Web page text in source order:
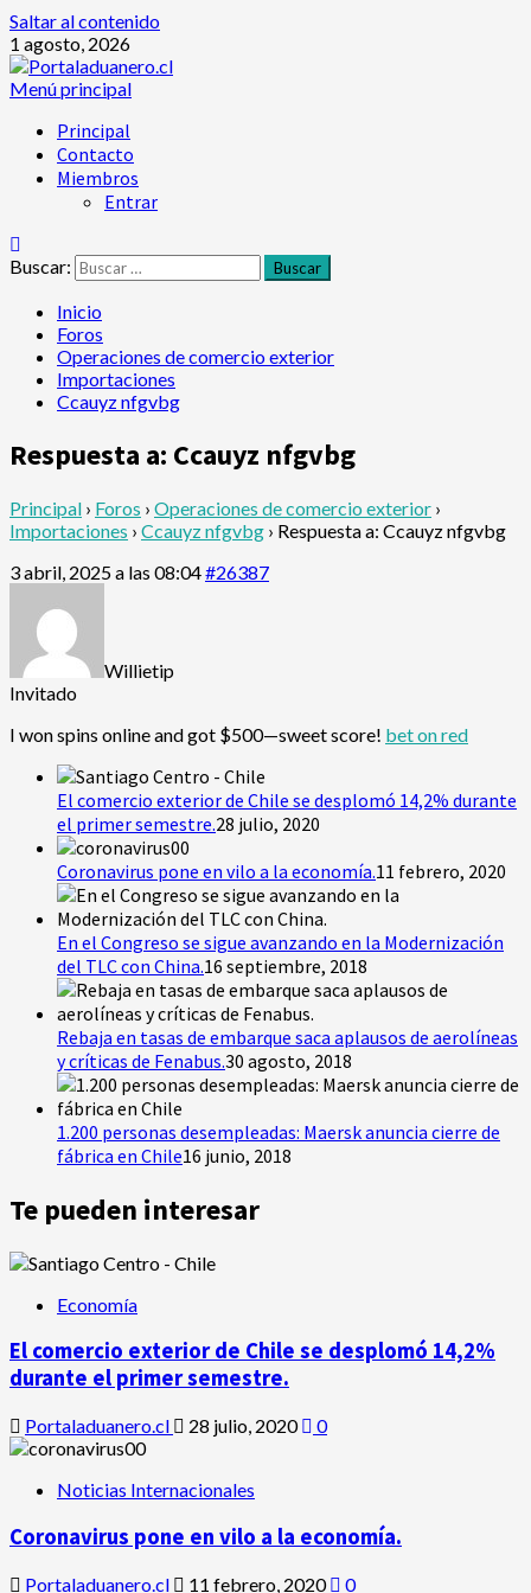
Saltar al contenido
1 agosto, 2026
Menú principal
Principal
Contacto
Miembros
Entrar
Buscar:
Inicio
Foros
Operaciones de comercio exterior
Importaciones
Ccauyz nfgvbg
Respuesta a: Ccauyz nfgvbg
Principal › Foros › Operaciones de comercio exterior ›
Importaciones › Ccauyz nfgvbg › Respuesta a: Ccauyz nfgvbg
3 abril, 2025 a las 08:04#26387
Willietip
Invitado
I won spins online and got $500—sweet score! bet on red
El comercio exterior de Chile se desplomó 14,2% durante
el primer semestre.28 julio, 2020
Coronavirus pone en vilo a la economía.11 febrero, 2020
En el Congreso se sigue avanzando en la Modernización
del TLC con China.16 septiembre, 2018
Rebaja en tasas de embarque saca aplausos de aerolíneas
y críticas de Fenabus.30 agosto, 2018
1.200 personas desempleadas: Maersk anuncia cierre de
fábrica en Chile16 junio, 2018
Te pueden interesar
Economía
El comercio exterior de Chile se desplomó 14,2%
durante el primer semestre.
Portaladuanero.cl 28 julio, 2020 0
Noticias Internacionales
Coronavirus pone en vilo a la economía.
Portaladuanero.cl 11 febrero, 2020 0